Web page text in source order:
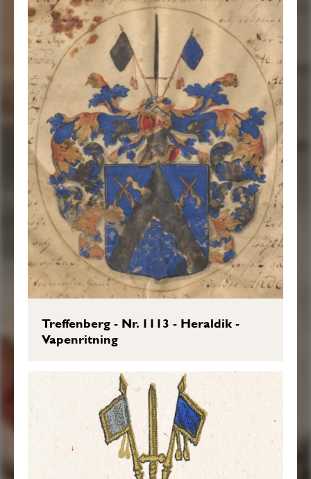
Wapnet till sine egentelige färgor härhoos
repræsenterat och afmåhlat ståår; …”
Sköldebrevet i original, RHA.
Transkription: Karin Borgkvist Ljung,
2017-04-19.
Treffenberg - Nr. 1113 - Heraldik -
Vapenritning